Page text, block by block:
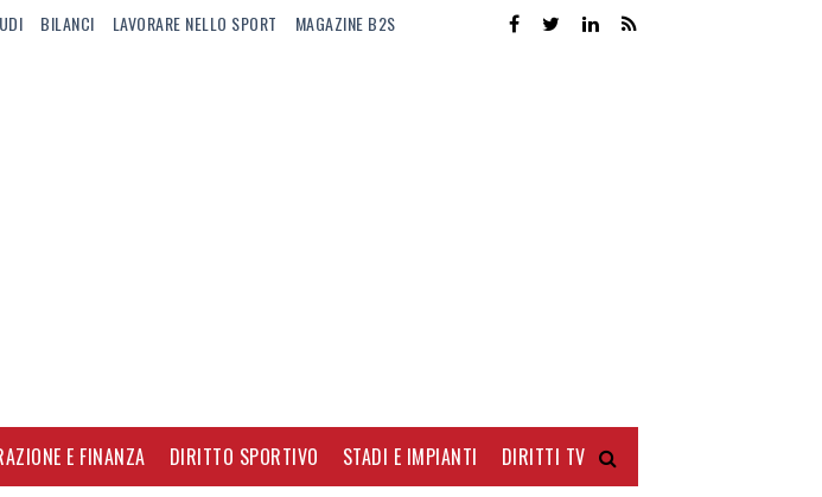
BILANCI LAVORARE NELLO SPORT MAGAZINE B2S
E FINANZA DIRITTO SPORTIVO STADI E IMPIANTI DIRITTI TV